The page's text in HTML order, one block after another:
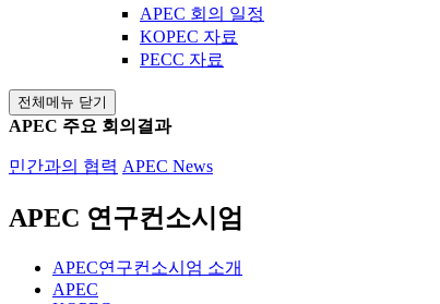
APEC 회의 일정
KOPEC 자료
PECC 자료
전체메뉴 닫기
APEC 주요 회의결과
민간과의 협력 APEC News
APEC 연구컨소시엄
APEC연구컨소시엄 소개
APEC